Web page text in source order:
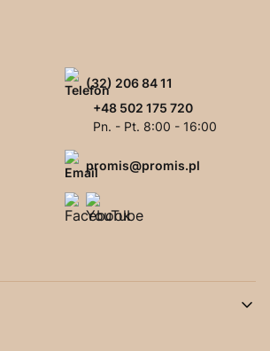
(32) 206 84 11
+48 502 175 720
Pn. - Pt. 8:00 - 16:00
promis@promis.pl